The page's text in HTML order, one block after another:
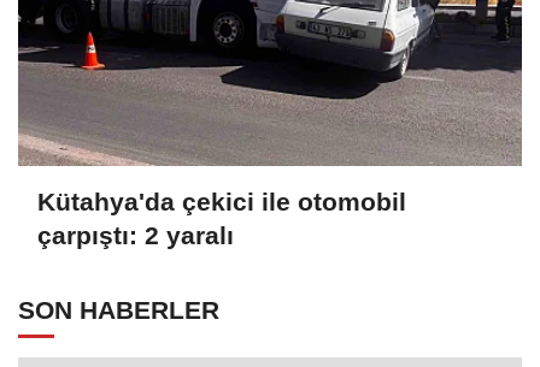
Kütahya'da çekici ile otomobil
çarpıştı: 2 yaralı
SON HABERLER